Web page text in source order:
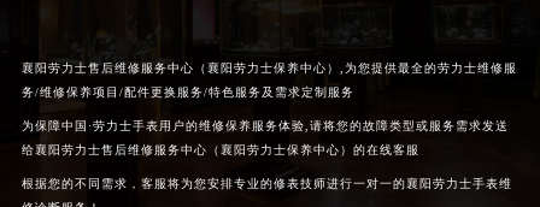
襄阳劳力士售后维修服务中心（襄阳劳力士保养中心）,为您提供最全的劳力士维修服
务/维修保养项目/配件更换服务/特色服务及需求定制服务
为保障中国·劳力士手表用户的维修保养服务体验,请将您的故障类型或服务需求发送
给襄阳劳力士售后维修服务中心（襄阳劳力士保养中心）的在线客服
根据您的不同需求，客服将为您安排专业的修表技师进行一对一的襄阳劳力士手表维